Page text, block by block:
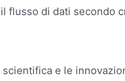
flusso di dati secondo
e le